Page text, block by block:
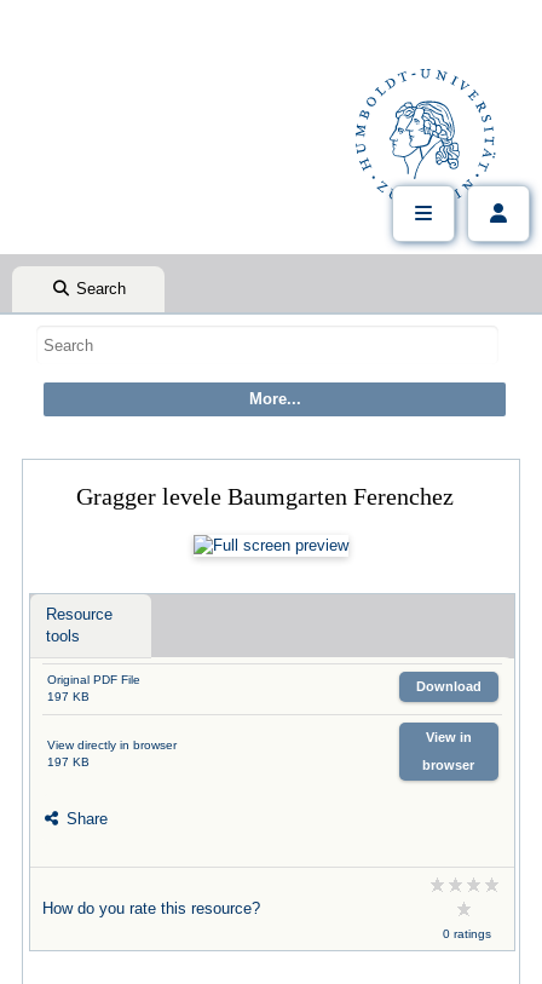
Search
Gragger levele Baumgarten Ferenchez
Resource
tools
Original PDF File
197 KB
Download
View directly in browser
197 KB
View in
browser
Share
How do you rate this resource?
0 ratings